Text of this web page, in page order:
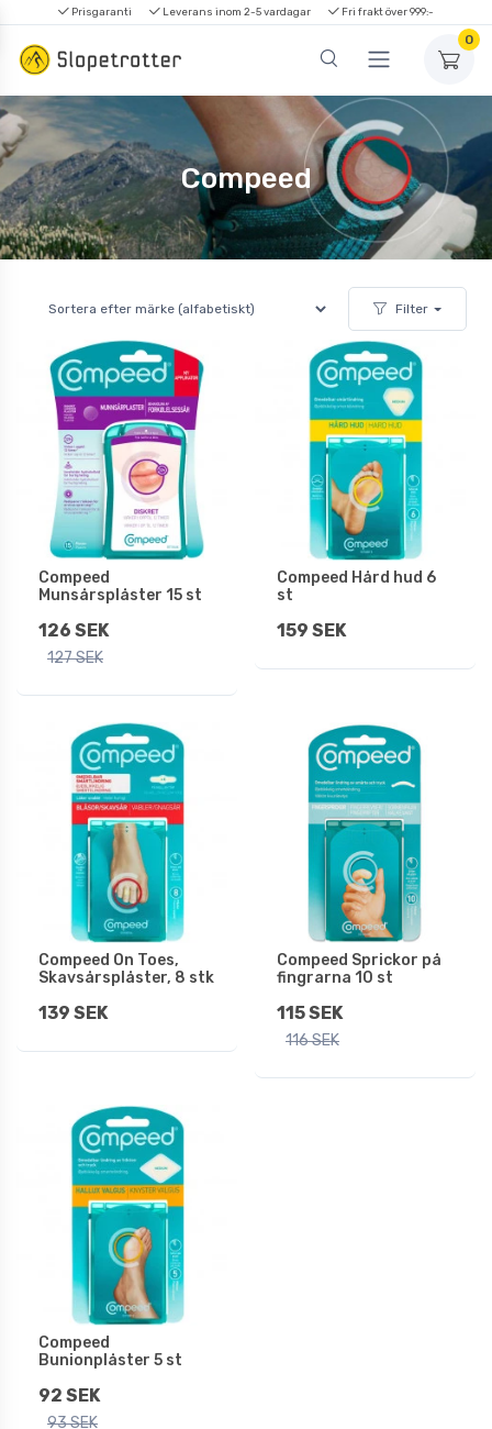
Prisgaranti Leverans inom 2-5 vardagar Fri frakt över 999:-
0
Compeed
Filter
Compeed
Munsårsplåster 15 st
126 SEK
127 SEK
Compeed Hård hud 6
st
159 SEK
Compeed On Toes,
Skavsårsplåster, 8 stk
139 SEK
Compeed Sprickor på
fingrarna 10 st
115 SEK
116 SEK
Compeed
Bunionplåster 5 st
92 SEK
93 SEK